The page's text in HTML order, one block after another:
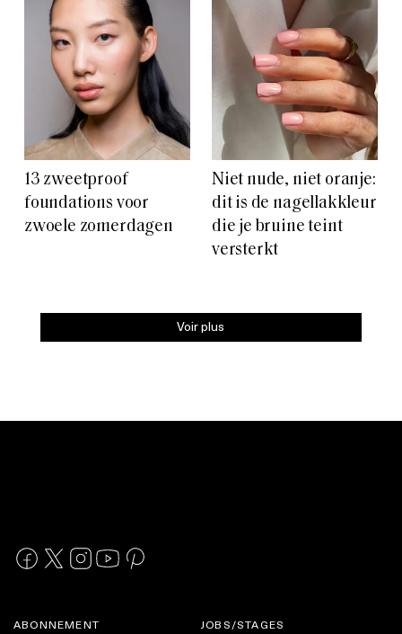
13 zweetproof
foundations voor
zwoele zomerdagen
Niet nude, niet oranje:
dit is de nagellakkleur
die je bruine teint
versterkt
Voir plus
ABONNEMENT JOBS/STAGES